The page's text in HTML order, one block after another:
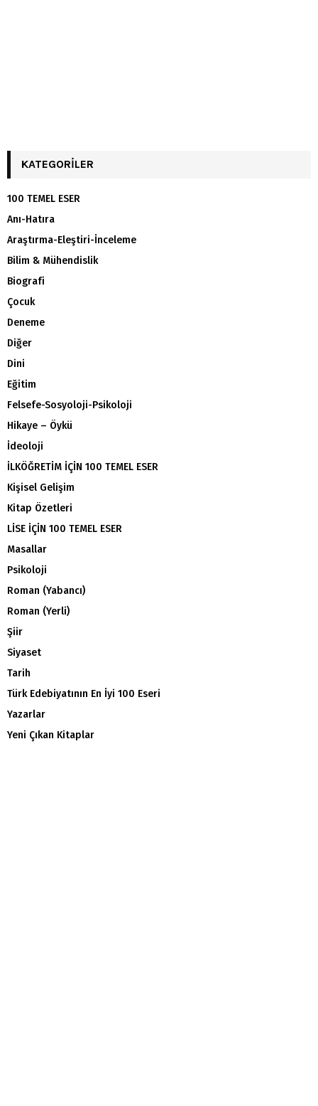
KATEGORILER
100 TEMEL ESER
Anı-Hatıra
Araştırma-Eleştiri-İnceleme
Bilim & Mühendislik
Biografi
Çocuk
Deneme
Diğer
Dini
Eğitim
Felsefe-Sosyoloji-Psikoloji
Hikaye – Öykü
İdeoloji
İLKÖĞRETİM İÇİN 100 TEMEL ESER
Kişisel Gelişim
Kitap Özetleri
LİSE İÇİN 100 TEMEL ESER
Masallar
Psikoloji
Roman (Yabancı)
Roman (Yerli)
Şiir
Siyaset
Tarih
Türk Edebiyatının En İyi 100 Eseri
Yazarlar
Yeni Çıkan Kitaplar